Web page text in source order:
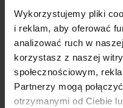
Wykorzystujemy pliki
i reklam, aby oferować
analizować ruch w
korzystasz z naszej
społecznościowym,
Partnerzy mogą
otrzymanymi od Ciebie